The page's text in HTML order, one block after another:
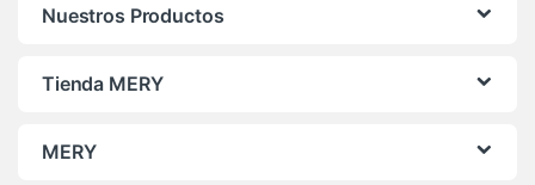
Nuestros Productos
Tienda MERY
MERY